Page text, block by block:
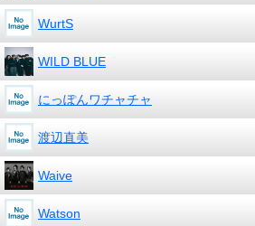
WurtS
WILD BLUE
にっぽんワチャチャ
渡辺直美
Waive
Watson